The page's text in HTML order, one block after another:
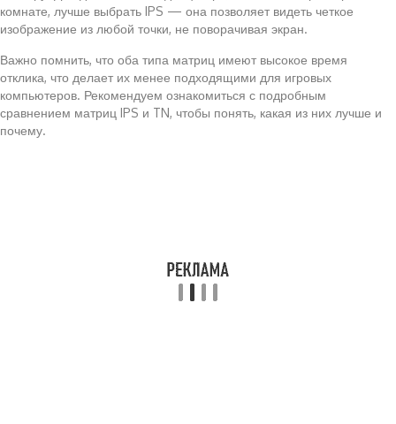
комнате, лучше выбрать IPS — она позволяет видеть четкое
изображение из любой точки, не поворачивая экран.
Важно помнить, что оба типа матриц имеют высокое время
отклика, что делает их менее подходящими для игровых
компьютеров. Рекомендуем ознакомиться с подробным
сравнением матриц IPS и TN, чтобы понять, какая из них лучше и
почему.